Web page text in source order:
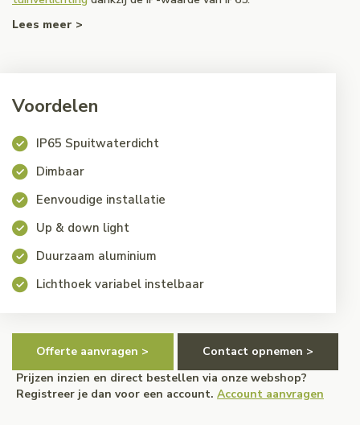
Lees meer >
Voordelen
IP65 Spuitwaterdicht
Dimbaar
Eenvoudige installatie
Up & down light
Duurzaam aluminium
Lichthoek variabel instelbaar
Offerte aanvragen >
Contact opnemen >
Prijzen inzien en direct bestellen via onze webshop?
Registreer je dan voor een account. Account aanvragen